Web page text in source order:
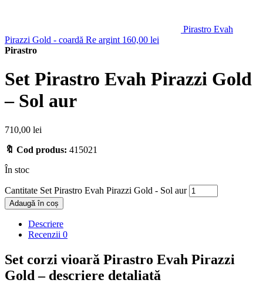
Pirastro Evah
Pirazzi Gold - coardă Re argint 160,00 lei
Pirastro
Set Pirastro Evah Pirazzi Gold
– Sol aur
710,00 lei
🔖 Cod produs: 415021
În stoc
Cantitate Set Pirastro Evah Pirazzi Gold - Sol aur
Adaugă în coș
Descriere
Recenzii 0
Set corzi vioară Pirastro Evah Pirazzi
Gold – descriere detaliată